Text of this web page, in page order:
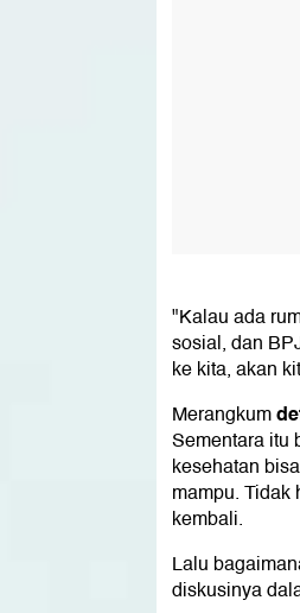
"Kalau ada
sosial, dan
ke kita, akan
Merangkum
Sementara itu
kesehatan
mampu.
kembali.
Lalu
diskusinya